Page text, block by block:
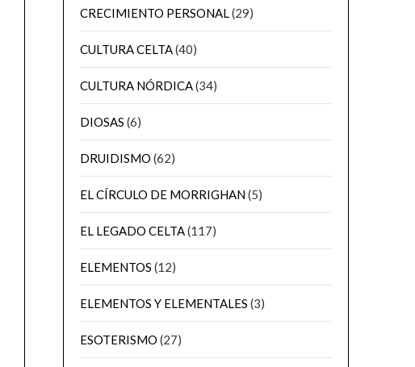
CRECIMIENTO PERSONAL(29)
CULTURA CELTA(40)
CULTURA NÓRDICA(34)
DIOSAS (6)
DRUIDISMO (62)
EL CÍRCULO DE MORRIGHAN(5)
EL LEGADO CELTA(117)
ELEMENTOS (12)
ELEMENTOS Y ELEMENTALES (3)
ESOTERISMO (27)